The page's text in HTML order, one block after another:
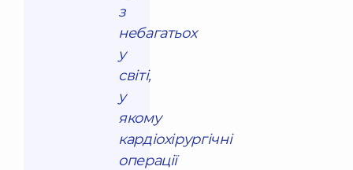
з
небагатьох
у
світі,
у
якому
кардіохірургічні
операції